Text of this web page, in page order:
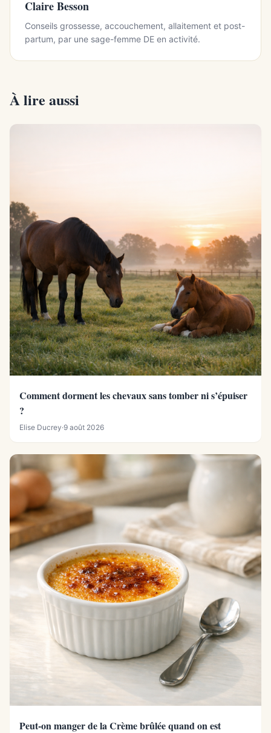
Claire Besson
Conseils grossesse, accouchement, allaitement et post-
partum, par une sage-femme DE en activité.
À lire aussi
Comment dorment les chevaux sans tomber ni s’épuiser
?
Elise Ducrey·9 août 2026
Peut-on manger de la Crème brûlée quand on est